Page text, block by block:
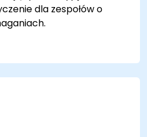
dla zespołów o